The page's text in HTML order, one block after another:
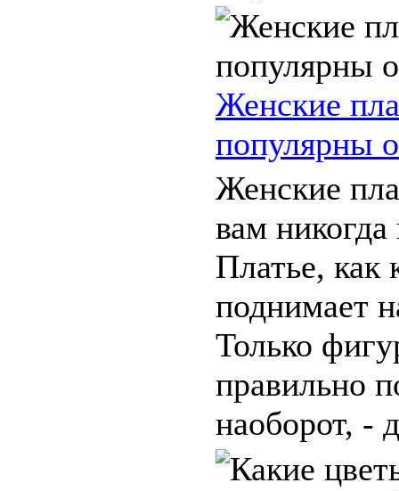
Женские
популярны
Женские
вам никогда
Платье, как
поднимает
Только
правильно
наоборот, -